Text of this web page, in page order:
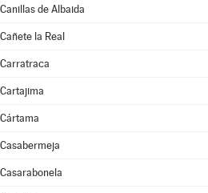
Canillas de Albaida
Cañete la Real
Carratraca
Cartajima
Cártama
Casabermeja
Casarabonela